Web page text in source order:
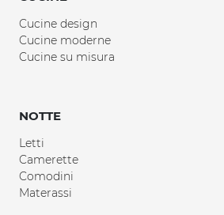
Cucine design
Cucine moderne
Cucine su misura
NOTTE
Letti
Camerette
Comodini
Materassi